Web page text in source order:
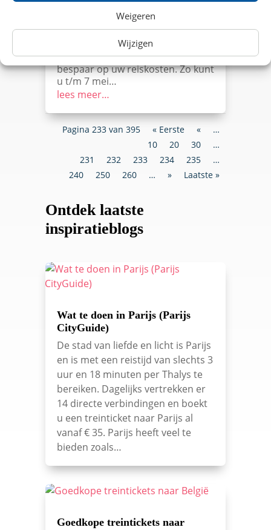
Weigeren
Wijzigen
een goedkope dagkaart of
dagretour altijd handig. Bekijk
daarom de onderstaande lopende
treinkaart acties in mei 2017 en
bespaar op uw reiskosten. Zo kunt
u t/m 7 mei…
lees meer…
Pagina 233 van 395 « Eerste «
…
10
20 30
…
231
232 233 234 235
…
240
250 260 … » Laatste »
Ontdek laatste
inspiratieblogs
Wat te doen in Parijs (Parijs
CityGuide)
De stad van liefde en licht is Parijs
en is met een reistijd van slechts 3
uur en 18 minuten per Thalys te
bereiken. Dagelijks vertrekken er
14 directe verbindingen en boekt
u een treinticket naar Parijs al
vanaf € 35. Parijs heeft veel te
bieden zoals…
Goedkope treintickets naar